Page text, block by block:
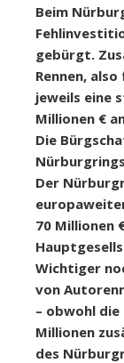
Beim
gebürgt.
Rennen,
jeweils eine
Millionen €
Die
Der
70 Millionen
Wichtiger
von
– obwohl die
Millionen
des